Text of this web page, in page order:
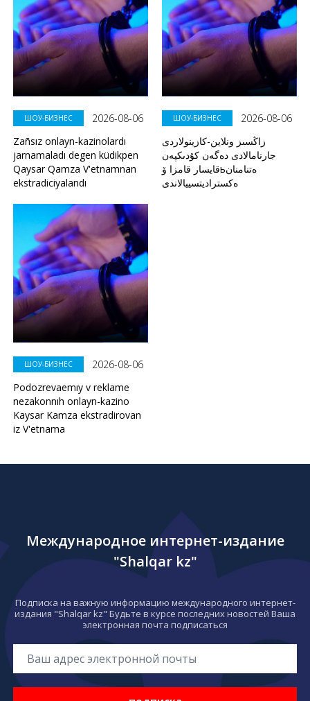
ШОУ-БИЗНЕС
2026-08-06
Zañsız onlayn-kazinolardı
jarnamaladı degen küdikpen
Qaysar Qamza V'etnamnan
ekstradiciyalandı
ШОУ-БИЗНЕС
2026-08-06
زاڭسىز ونلاين-كازينولاردى
جارنامالادى دەگەن كۇدىكپەن
قايسار قامزا ۆьەتنامنان
ەكستراديتسييالاندى
ШОУ-БИЗНЕС
2026-08-06
Podozrevaemıy v reklame
nezakonnıh onlayn-kazino
Kaysar Kamza ekstradirovan
iz V'etnama
Международное интернет-издание
"Shalqar kz"
Подписка на важную информацию международного интернет-
издания "Shalqar kz" Будьте в курсе последних новостей Ваша
электронная почта подписаться